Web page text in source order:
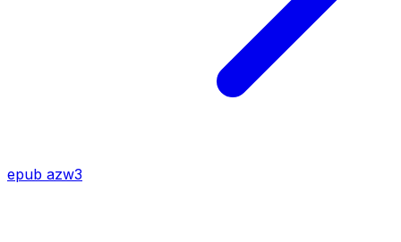
epub azw3